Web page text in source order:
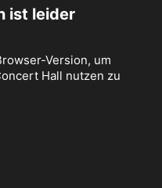
ist leider
Version, um
Hall nutzen zu